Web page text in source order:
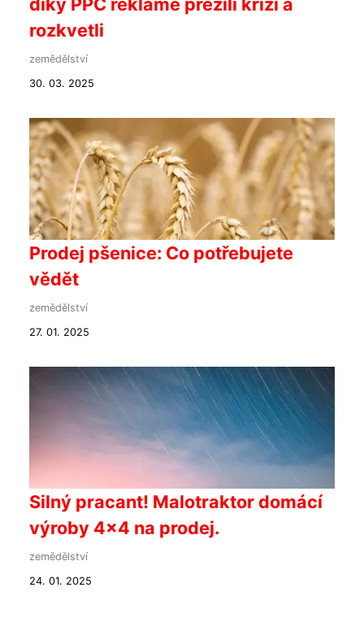
rozkvetli
zemědělství
30. 03. 2025
Prodej pšenice: Co potřebujete
vědět
zemědělství
27. 01. 2025
Silný pracant! Malotraktor domácí
výroby 4x4 na prodej.
zemědělství
24. 01. 2025